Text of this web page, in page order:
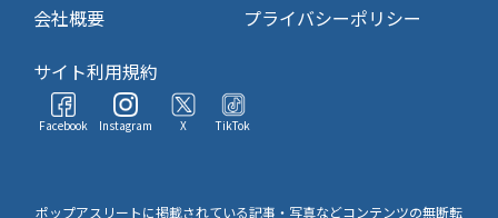
会社概要
プライバシーポリシー
サイト利用規約
Facebook Instagram X TikTok
ポップアスリートに掲載されている記事・写真などコンテンツの無断転